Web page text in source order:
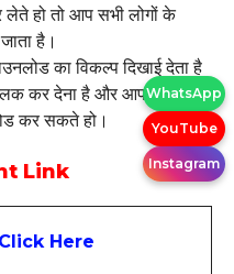
हो तो आप सभी लोगों के
है।
का विकल्प दिखाई देता है
कर देना है और आप इस तरीके
कर सकते हो।
Link
Click Here
WhatsApp
YouTube
Instagram